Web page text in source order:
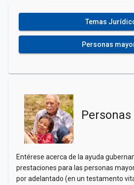
Temas
Personas
Entérese acerca de la ayuda
prestaciones para las personas
por adelantado (en un testamento